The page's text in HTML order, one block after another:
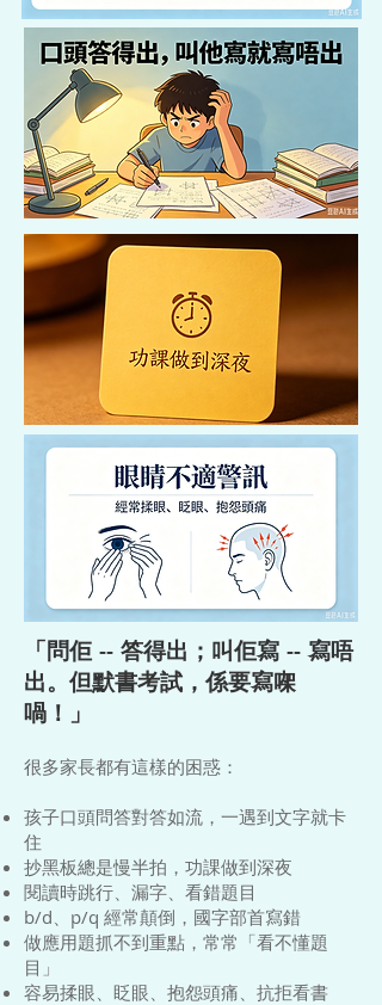
「問佢 -- 答得出；叫佢寫 -- 寫唔
出。但默書考試，係要寫㗎
喎！」
很多家長都有這樣的困惑：
孩子口頭問答對答如流，一遇到文字就卡
住
抄黑板總是慢半拍，功課做到深夜
閱讀時跳行、漏字、看錯題目
b/d、p/q 經常顛倒，國字部首寫錯
做應用題抓不到重點，常常「看不懂題
目」
容易揉眼、眨眼、抱怨頭痛、抗拒看書